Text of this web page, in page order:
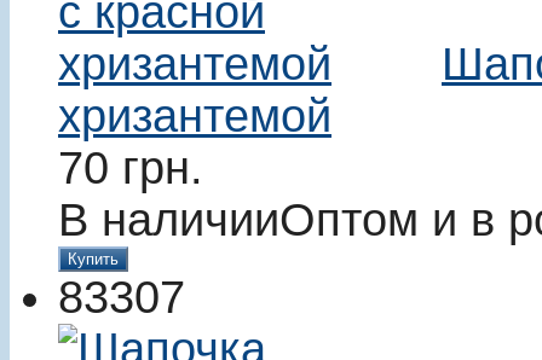
хризантемой
70 грн.
В наличииОптом и в
Купить
83307